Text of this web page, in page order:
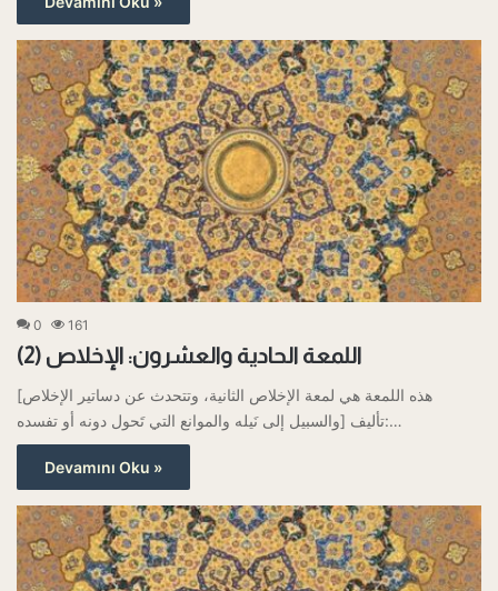
0 161
اللمعة الحادية والعشرون: الإخلاص (2)
[هذه اللمعة هي لمعة الإخلاص الثانية، وتتحدث عن دساتير الإخلاص
والسبيل إلى نَيله والموانع التي تَحول دونه أو تفسده] تأليف:…
Devamını Oku »